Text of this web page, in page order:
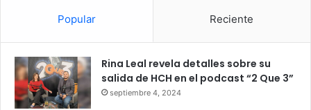
Popular Reciente
Rina Leal revela detalles sobre su
salida de HCH en el podcast “2 Que 3”
septiembre 4, 2024